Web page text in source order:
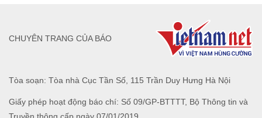
Tòa soạn: Tòa nhà Cục Tần Số, 115 Trần Duy Hưng Hà Nội
Giấy phép hoạt động báo chí: Số 09/GP-BTTTT, Bộ Thông tin và
CHUYÊN TRANG CỦA BÁO